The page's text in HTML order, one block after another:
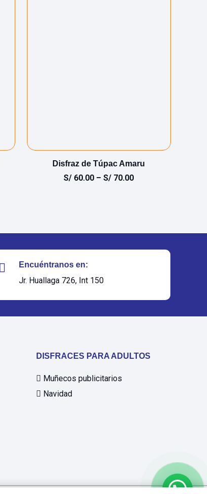
Disfraz de Túpac Amaru
S/ 60.00 –S/ 70.00
Encuéntranos en:
Jr. Huallaga 726, Int 150
DISFRACES PARA ADULTOS
Muñecos publicitarios
Navidad